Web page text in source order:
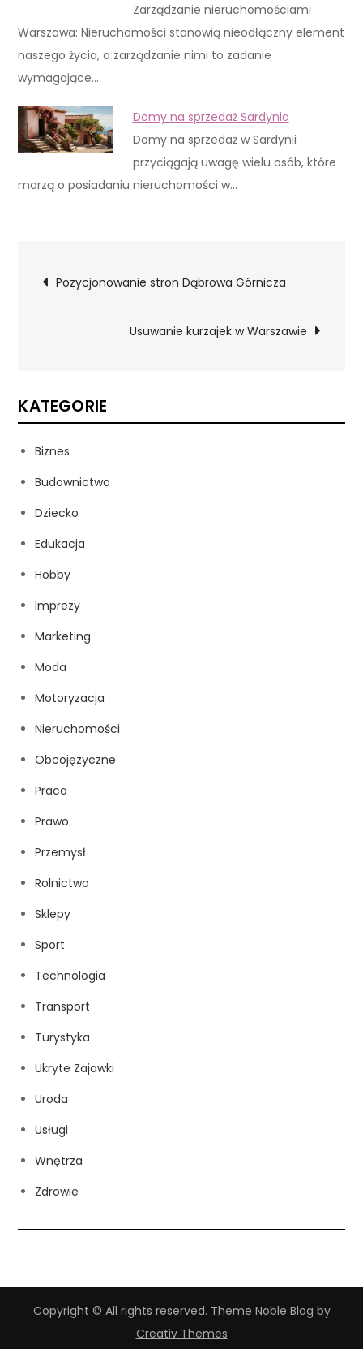
Zarządzanie nieruchomościami
Warszawa: Nieruchomości stanowią nieodłączny element
naszego życia, a zarządzanie nimi to zadanie
wymagające…
Domy na sprzedaż Sardynia
Domy na sprzedaż w Sardynii
przyciągają uwagę wielu osób, które
marzą o posiadaniu nieruchomości w…
Nawigacja
wpisu
Pozycjonowanie stron Dąbrowa Górnicza
Usuwanie kurzajek w Warszawie
KATEGORIE
Biznes
Budownictwo
Dziecko
Edukacja
Hobby
Imprezy
Marketing
Moda
Motoryzacja
Nieruchomości
Obcojęzyczne
Praca
Prawo
Przemysł
Rolnictwo
Sklepy
Sport
Technologia
Transport
Turystyka
Ukryte Zajawki
Uroda
Usługi
Wnętrza
Zdrowie
Copyright © All rights reserved. Theme Noble Blog by
Creativ Themes